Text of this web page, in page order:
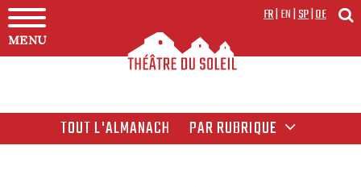
MENU
FR|EN|SP|DE
TOUT L'ALMANACH PAR RUBRIQUE